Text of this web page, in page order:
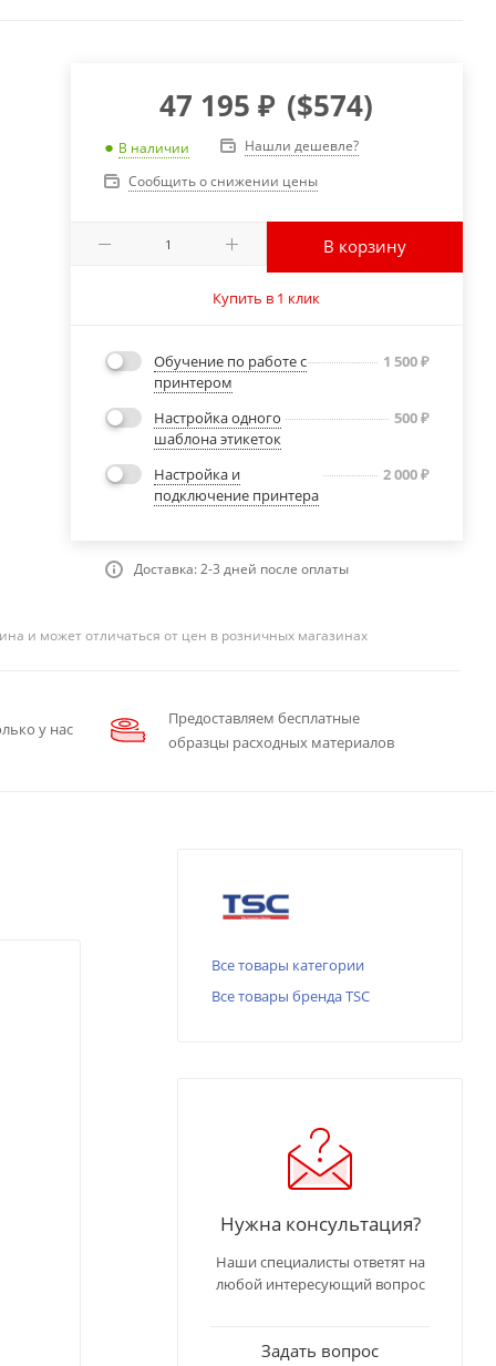
47 195 ₽ ($574)
В наличии
Нашли дешевле?
Сообщить о снижении цены
В корзину
Купить в 1 клик
Обучение по работе с
принтером
1 500₽
Настройка одного
шаблона этикеток
500₽
Настройка и
подключение принтера
2 000₽
Доставка: 2-3 дней после оплаты
и может отличаться от цен в розничных магазинах
у нас
Предоставляем бесплатные
образцы расходных материалов
Все товары категории
Все товары бренда TSC
Нужна консультация?
Наши специалисты ответят на
любой интересующий вопрос
Задать вопрос